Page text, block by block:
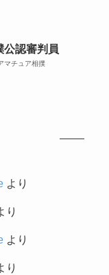
公認審判員
マチュア相撲
より
り
より
り